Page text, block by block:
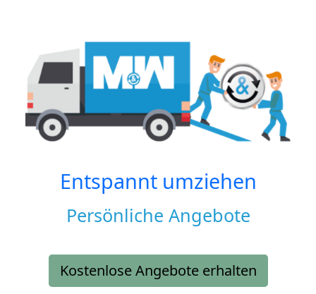
Entspannt umziehen
Persönliche Angebote
Kostenlose Angebote erhalten